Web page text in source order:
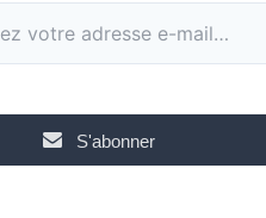
S'abonner